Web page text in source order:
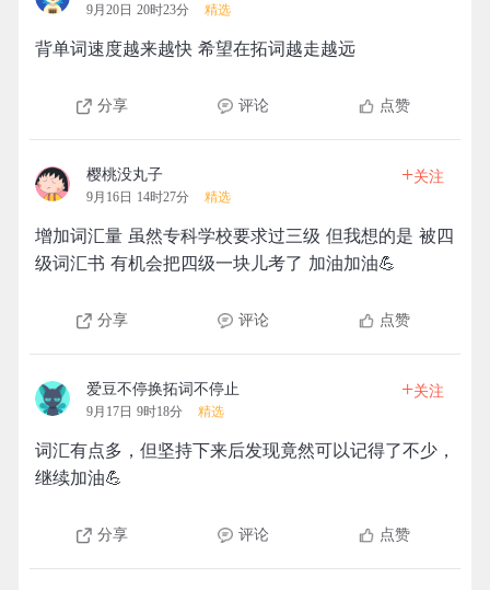
9月20日 20时23分 精选
背单词速度越来越快 希望在拓词越走越远
分享 评论 点赞
樱桃没丸子
9月16日 14时27分 精选
+关注
增加词汇量 虽然专科学校要求过三级 但我想的是 被四
级词汇书 有机会把四级一块儿考了 加油加油💪
分享 评论 点赞
爱豆不停换拓词不停止
9月17日 9时18分 精选
+关注
词汇有点多，但坚持下来后发现竟然可以记得了不少，
继续加油💪
分享 评论 点赞